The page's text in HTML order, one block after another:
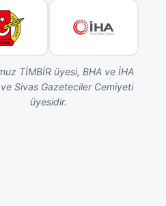
TİMBİR üyesi, BHA ve İHA
Sivas Gazeteciler Cemiyeti
üyesidir.